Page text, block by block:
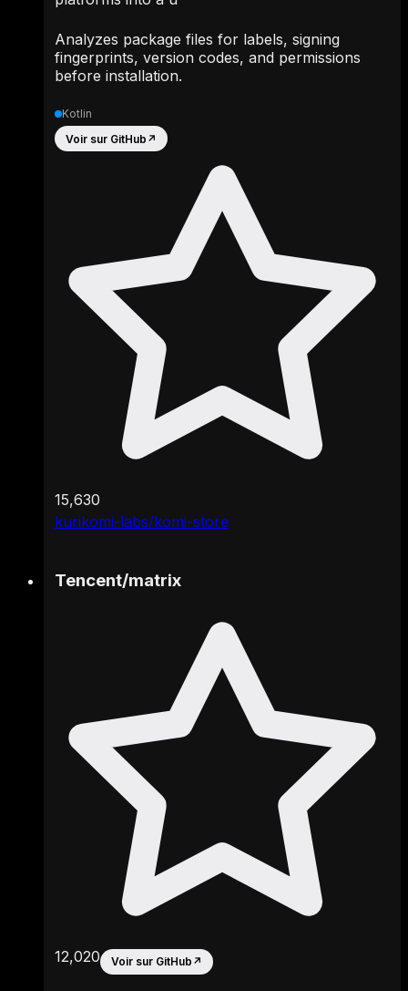
kurikomi-labs/komi-store
Analyzes package files for labels, signing
fingerprints, version codes, and permissions
before installation.
Kotlin
Voir sur GitHub ↗
15,630
Tencent/matrix
12,020 Voir sur GitHub ↗